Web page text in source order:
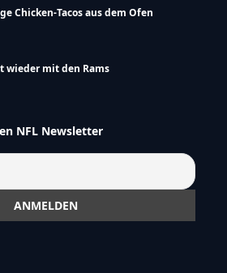
Chicken-Tacos aus dem Ofen
wieder mit den Rams
NFL Newsletter